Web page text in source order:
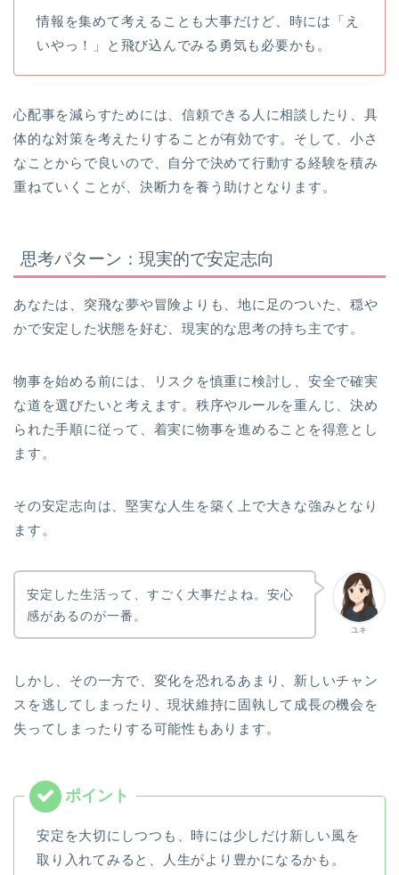
情報を集めて考えることも大事だけど、時には「え
いやっ！」と飛び込んでみる勇気も必要かも。
心配事を減らすためには、信頼できる人に相談したり、具
体的な対策を考えたりすることが有効です。そして、小さ
なことからで良いので、自分で決めて行動する経験を積み
重ねていくことが、決断力を養う助けとなります。
思考パターン：現実的で安定志向
あなたは、突飛な夢や冒険よりも、地に足のついた、穏や
かで安定した状態を好む、現実的な思考の持ち主です。
物事を始める前には、リスクを慎重に検討し、安全で確実
な道を選びたいと考えます。秩序やルールを重んじ、決め
られた手順に従って、着実に物事を進めることを得意とし
ます。
その安定志向は、堅実な人生を築く上で大きな強みとなり
ます。
ユキ
安定した生活って、すごく大事だよね。安心
感があるのが一番。
しかし、その一方で、変化を恐れるあまり、新しいチャン
スを逃してしまったり、現状維持に固執して成長の機会を
失ってしまったりする可能性もあります。
安定を大切にしつつも、時には少しだけ新しい風を
取り入れてみると、人生がより豊かになるかも。